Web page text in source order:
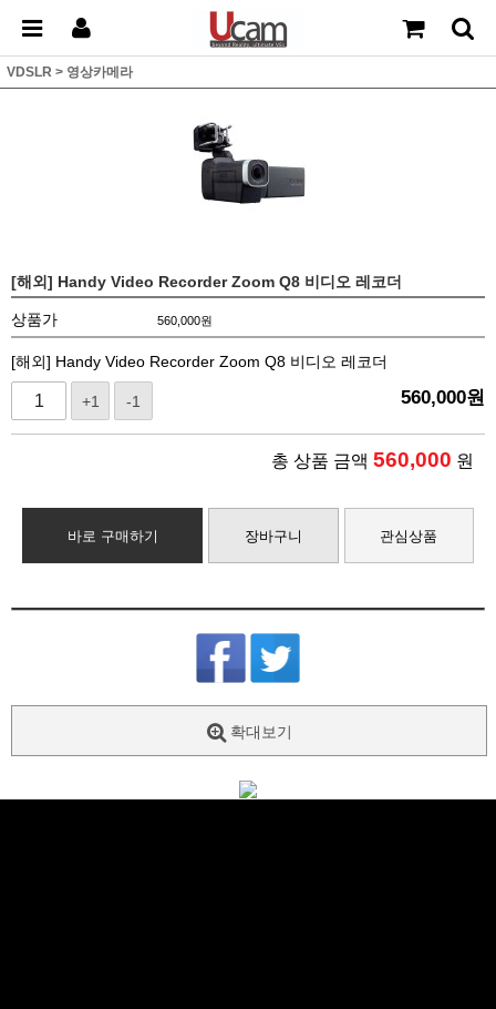
VDSLR > 영상카메라
[해외] Handy Video Recorder Zoom Q8 비디오 레코더
상품가 560,000원
[해외] Handy Video Recorder Zoom Q8 비디오 레코더
+1 -1 560,000원
총 상품 금액 560,000 원
바로 구매하기 장바구니 관심상품
확대보기